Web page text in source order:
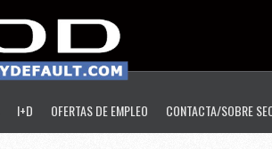
I+D OFERTAS DE EMPLEO CONTACTA/SOBRE